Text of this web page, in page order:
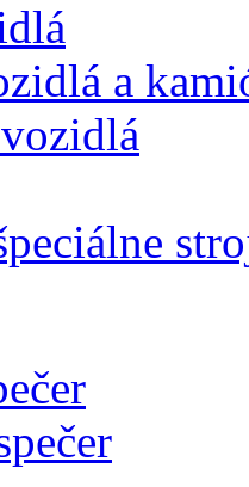
a